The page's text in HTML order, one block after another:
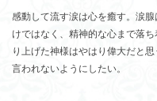
感動して流す涙は心を癒す。涙
けではなく、精神的な心まで落
り上げた神様はやはり偉大だと
言われないようにしたい。